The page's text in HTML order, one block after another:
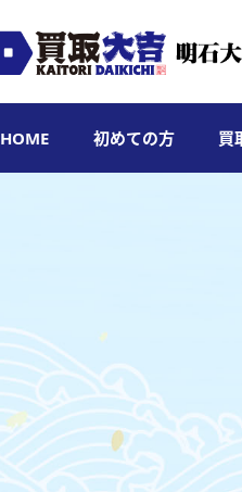
HOME 初めての方 買